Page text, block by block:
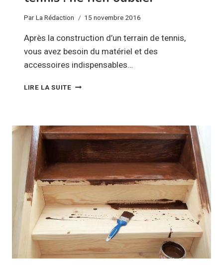
ParLa Rédaction 15 novembre 2016
Après la construction d’un terrain de tennis,
vous avez besoin du matériel et des
accessoires indispensables…
LIRE LA SUITECONSTRUCTION
TENNIS
:
RIEN
OUBLIER